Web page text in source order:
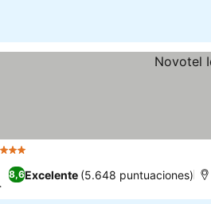
3 Estrellas
8,6Excelente (5.648 puntuaciones)